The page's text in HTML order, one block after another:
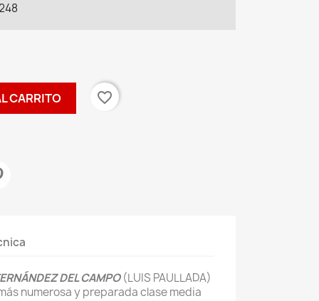
CARRITO favorite_border
DEL CAMPO(LUIS PAULLADA)
numerosa y preparada clase media